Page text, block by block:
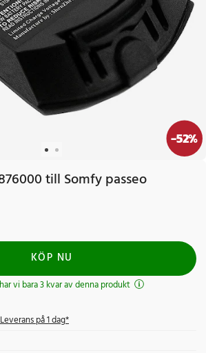
-52%
till Somfy passeo
KÖP NU
vi bara 3 kvar av denna produkt
på 1 dag*